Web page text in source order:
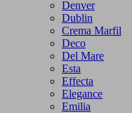
Denver
Dublin
Crema Marfil
Deco
Del Mare
Esta
Effecta
Elegance
Emilia